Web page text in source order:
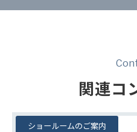
関連コ
ショールームのご案内